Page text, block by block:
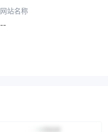
网站名称
--